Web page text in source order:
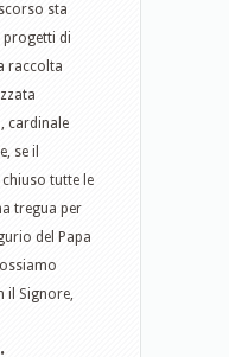
sta
progetti di
raccolta
cardinale
se il
tutte le
tregua per
del Papa
il Signore,